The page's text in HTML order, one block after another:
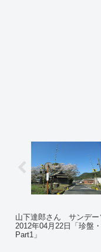
山下達郎さん サンデ
2012年04月22日「珍盤
Part1」